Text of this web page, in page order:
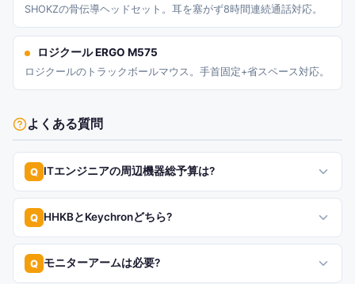
SHOKZの骨伝導ヘッドセット。耳を塞がず8時間連続通話対応。
ロジクール ERGO M575
ロジクールのトラックボールマウス。手首固定+省スペース対応。
よくある質問
Q ITエンジニアの周辺機器総予算は?
Q HHKBとKeychronどちら?
Q モニターアームは必要?